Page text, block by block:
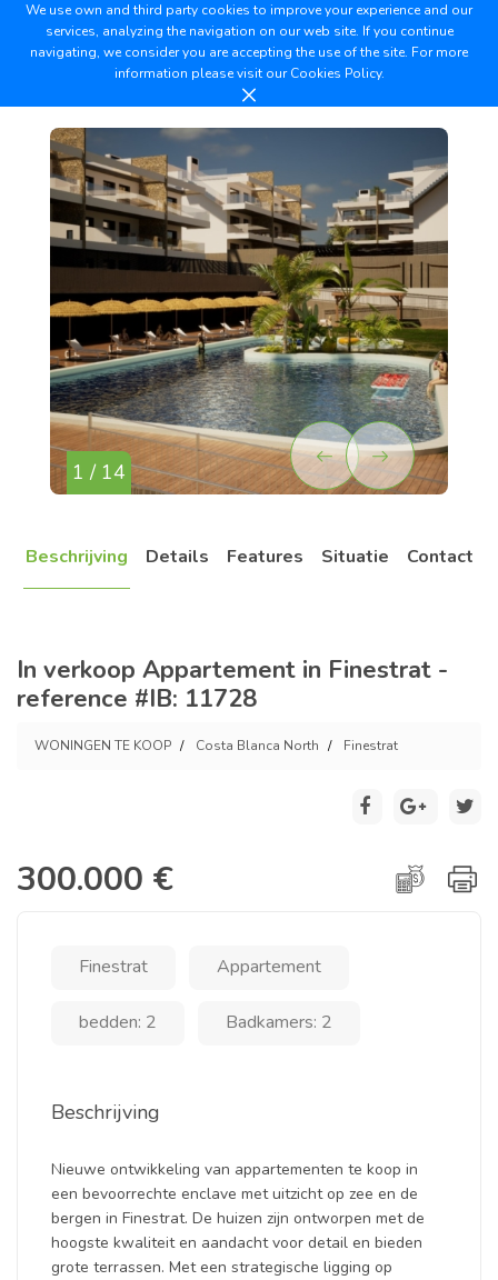
We use own and third party cookies to improve your experience and our
services, analyzing the navigation on our web site. If you continue
navigating, we consider you are accepting the use of the site. For more
information please visit ourCookies Policy.
1 / 14
Beschrijving Details Features Situatie Contact
In verkoop Appartement in Finestrat -
reference #IB: 11728
WONINGEN TE KOOP Costa Blanca North Finestrat
300.000 €
Finestrat Appartement
bedden: 2 Badkamers: 2
Beschrijving
Nieuwe ontwikkeling van appartementen te koop in
een bevoorrechte enclave met uitzicht op zee en de
bergen in Finestrat. De huizen zijn ontworpen met de
hoogste kwaliteit en aandacht voor detail en bieden
grote terrassen. Met een strategische ligging op